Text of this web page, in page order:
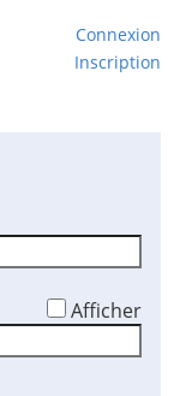
Connexion
Inscription
Afficher